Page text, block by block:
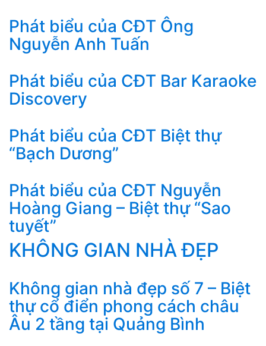
Phát biểu của CĐT Ông
Nguyễn Anh Tuấn
Phát biểu của CĐT Bar Karaoke
Discovery
Phát biểu của CĐT Biệt thự
“Bạch Dương”
Phát biểu của CĐT Nguyễn
Hoàng Giang – Biệt thự “Sao
tuyết”
KHÔNG GIAN NHÀ ĐẸP
Không gian nhà đẹp số 7 – Biệt
thự cổ điển phong cách châu
Âu 2 tầng tại Quảng Bình